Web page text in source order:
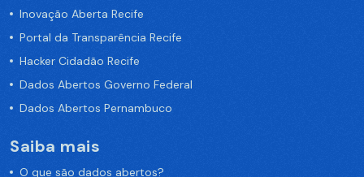
Inovação Aberta Recife
Portal da Transparência Recife
Hacker Cidadão Recife
Dados Abertos Governo Federal
Dados Abertos Pernambuco
Saiba mais
O que são dados abertos?